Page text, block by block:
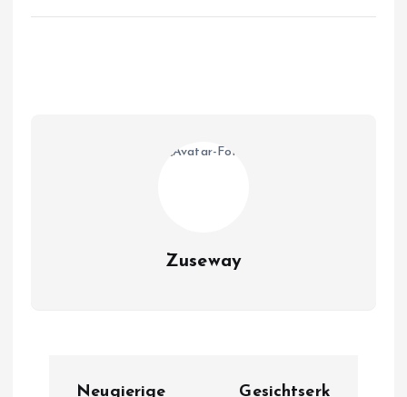
Zuseway
Neugierige
Gesichtserk